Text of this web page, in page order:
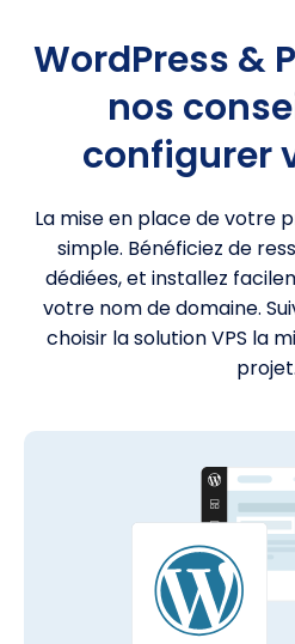
WordPress &
nos
configurer
La mise en place de votre
simple. Bénéficiez de
dédiées, et installez
votre nom de domaine.
choisir la solution VPS la
projet.